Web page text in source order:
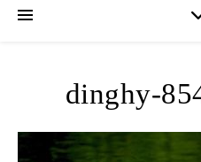
dinghy-